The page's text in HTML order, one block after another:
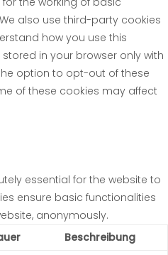
also use third-party cookies
how you use this
in your browser only with
option to opt-out of these
of these cookies may affect
essential for the website to
ensure basic functionalities
anonymously.
Beschreibung